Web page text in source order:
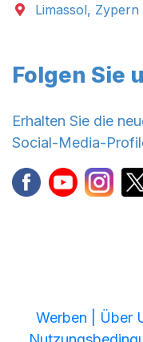
Limassol, Zypern
Folgen Sie
Erhalten Sie die
Social-Media-
Werben | Über